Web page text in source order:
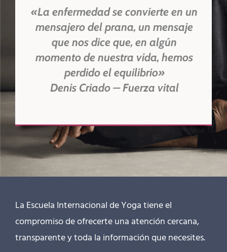
«La enfermedad se convierte en un
mensajero del prana, un mensaje
que nos dice que, en algún
momento de nuestra vida, hemos
perdido el equilibrio»
Denis Criado – Fuerza vital
La Escuela Internacional de Yoga tiene el
compromiso de ofrecerte una atención cercana,
transparente y toda la información que necesites.